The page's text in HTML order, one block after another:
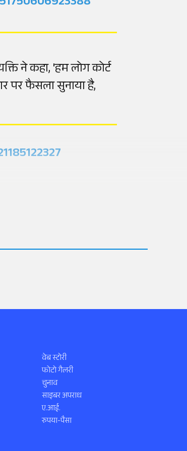
ने कहा, 'हम लोग कोर्ट
फैसला सुनाया है,
वेब स्टोरी
फोटो गैलरी
चुनाव
साइबर अपराध
ए.आई.
रुपया-पैसा